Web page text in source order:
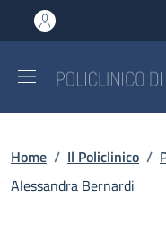
al contenuto principale
to footer content
Briciole di
Home / Il Policlinico /
Alessandra Bernardi